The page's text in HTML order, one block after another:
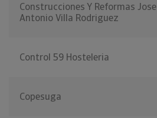
Construcciones Y Reformas Jose
Antonio Villa Rodriguez
Control 59 Hosteleria
Copesuga